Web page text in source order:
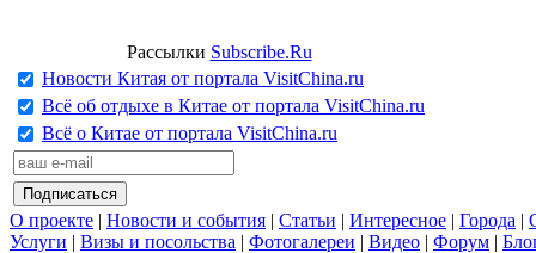
Рассылки Subscribe.Ru
Новости Китая от портала VisitChina.ru
Всё об отдыхе в Китае от портала VisitChina.ru
Всё о Китае от портала VisitChina.ru
О проекте | Новости и события | Статьи | Интересное | Города |
Услуги | Визы и посольства | Фотогалереи | Видео | Форум |